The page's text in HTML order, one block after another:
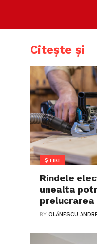
Citește și
ȘTIRI
Rindele
unealta
prelucrarea
BYOLĂNESCU